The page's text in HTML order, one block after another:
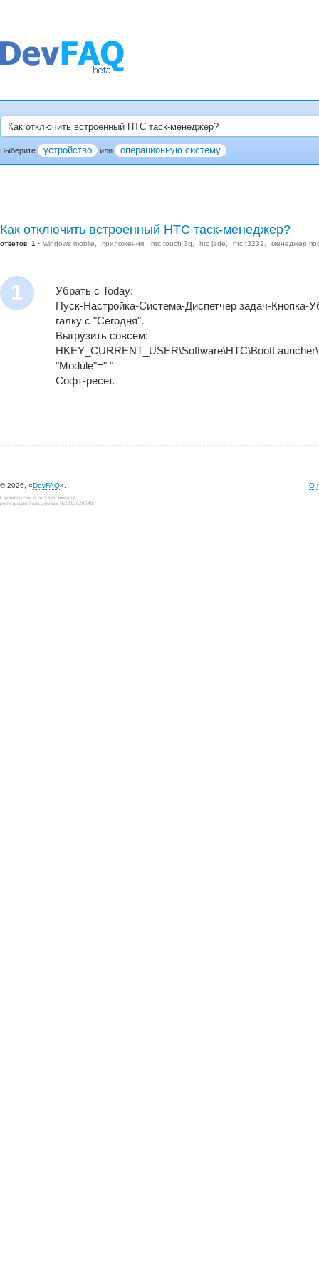
Выберите устройство или операционную систему
Как отключить встроенный НТС таск-менеджер?
ответов: 1 windows mobile приложения htc touch 3g htc jade htc t3232 менеджер
1
Убрать с Today:
Пуск-Настройка-Система-Диспетчер задач-Кнопка-
галку с "Сегодня".
Выгрузить совсем:
"Module"=" "
Софт-ресет.
© 2026, «DevFAQ». О
Свидетельство о государственной
регистрации базы данных №2012620649.